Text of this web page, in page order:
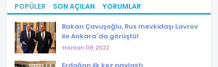
POPÜLER SON AÇILAN YORUMLAR
Bakan Çavuşoğlu, Rus mevkidaşı Lavrov
ile Ankara'da görüştü!
Haziran 08, 2022